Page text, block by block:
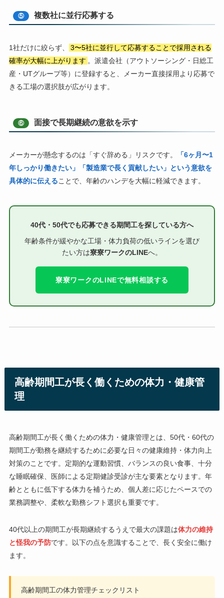
⑤ 複数社に並行応募する
1社だけに絞らず、
3〜5社に並行して応募することで採用される
確率が大幅に上がります 。派遣会社（アウトソーシング・日総工
産・UTグループ等）に登録すると、メーカー直接採用より応募で
きる工場の選択肢が広がります。
⑥ 面接で長期継続の意欲を示す
メーカーが懸念するのは「すぐ辞める」リスクです。
「6ヶ月〜1
年しっかり働きたい」「製造業で長く貢献したい」という意欲を
具体的に伝えることで、年齢のハンデを大幅に軽減できます。
40代・50代でも応募できる期間工を探している方へ
年齢条件が緩やかな工場・体力負荷の低いラインを選び
たい方は寮寮ワークのLINEへ。
寮寮ワークのLINEで無料相談する
高齢期間工が長く働くための体力・健康管
理
高齢期間工が長く働くための体力・健康管理とは、50代・60代の
期間工が勤務を継続するために必要な日々の健康維持・体力向上
対策のことです。定期的な運動習慣、バランスの良い食事、十分
な睡眠確保、医師による定期健診受診が主な要素となります。年
齢とともに低下する体力を補うため、個人差に応じたペースでの
業務調整や、柔軟な勤務シフト選択も重要です。
40代以上の期間工が長期継続するうえで最大の課題は体力の維持
と怪我の予防です。以下の点を意識することで、長く安全に働け
ます。
高齢期間工の体力管理チェックリスト